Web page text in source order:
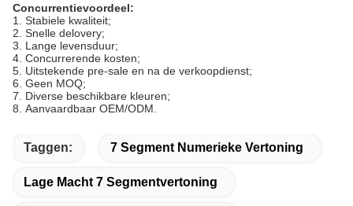
Concurrentievoordeel:
1. Stabiele kwaliteit;
2. Snelle delovery;
3. Lange levensduur;
4. Concurrerende kosten;
5. Uitstekende pre-sale en na de verkoopdienst;
6. Geen MOQ;
7. Diverse beschikbare kleuren;
8. Aanvaardbaar OEM/ODM.
Taggen: 7 Segment Numerieke Vertoning
Lage Macht 7 Segmentvertoning